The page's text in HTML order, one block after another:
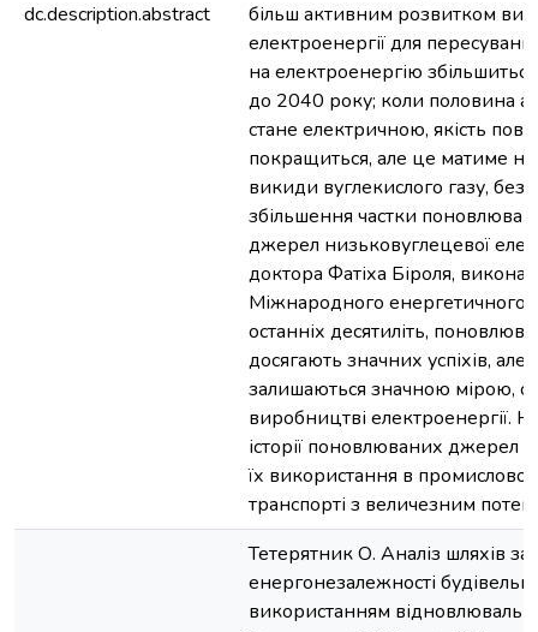
dc.description.abstract
більш активним розвитком
електроенергії для
на електроенергію
до 2040 року; коли половина
стане електричною, якість
покращиться, але це матиме
викиди вуглекислого газу, без
збільшення частки
джерел низьковуглецевої
доктора Фатіха Біроля,
Міжнародного енергетичного
останніх десятиліть,
досягають значних успіхів, але
залишаються значною мірою,
виробництві електроенергії.
історії поновлюваних джерел
їх використання в
транспорті з величезним
Тетерятник О. Аналіз шляхів
енергонезалежності
використанням